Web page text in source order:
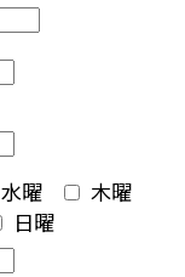
水曜
木曜
日曜